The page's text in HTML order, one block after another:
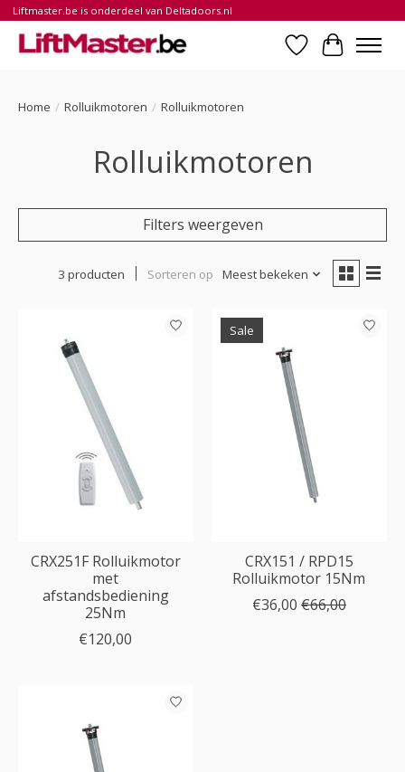
Liftmaster.be is onderdeel van Deltadoors.nl
Verlanglijst
Home / Rolluikmotoren / Rolluikmotoren
Rolluikmotoren
Filters weergeven
3 producten Sorteren op Meest bekeken
CRX251F Rolluikmotor
met
afstandsbediening
25Nm
€120,00
Sale
CRX151 / RPD15
Rolluikmotor 15Nm
€36,00 €66,00